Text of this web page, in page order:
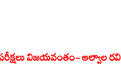
విజయవంతం- అల్వాల రవి